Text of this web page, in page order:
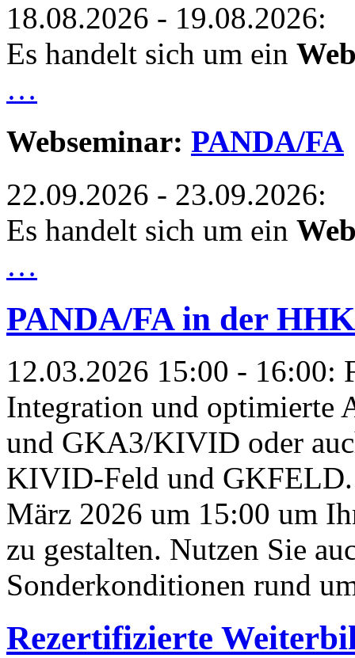
18.08.2026 - 19.08.2026:
Es handelt sich um ein
…
Webseminar: PANDA/FA
22.09.2026 - 23.09.2026:
Es handelt sich um ein
…
PANDA/FA in der
12.03.2026 15:00 - 16:00:
Integration und optimierte
und GKA3/KIVID oder
KIVID-Feld und GKFELD.
März 2026 um 15:00 um
zu gestalten. Nutzen Sie
Sonderkonditionen rund
Rezertifizierte